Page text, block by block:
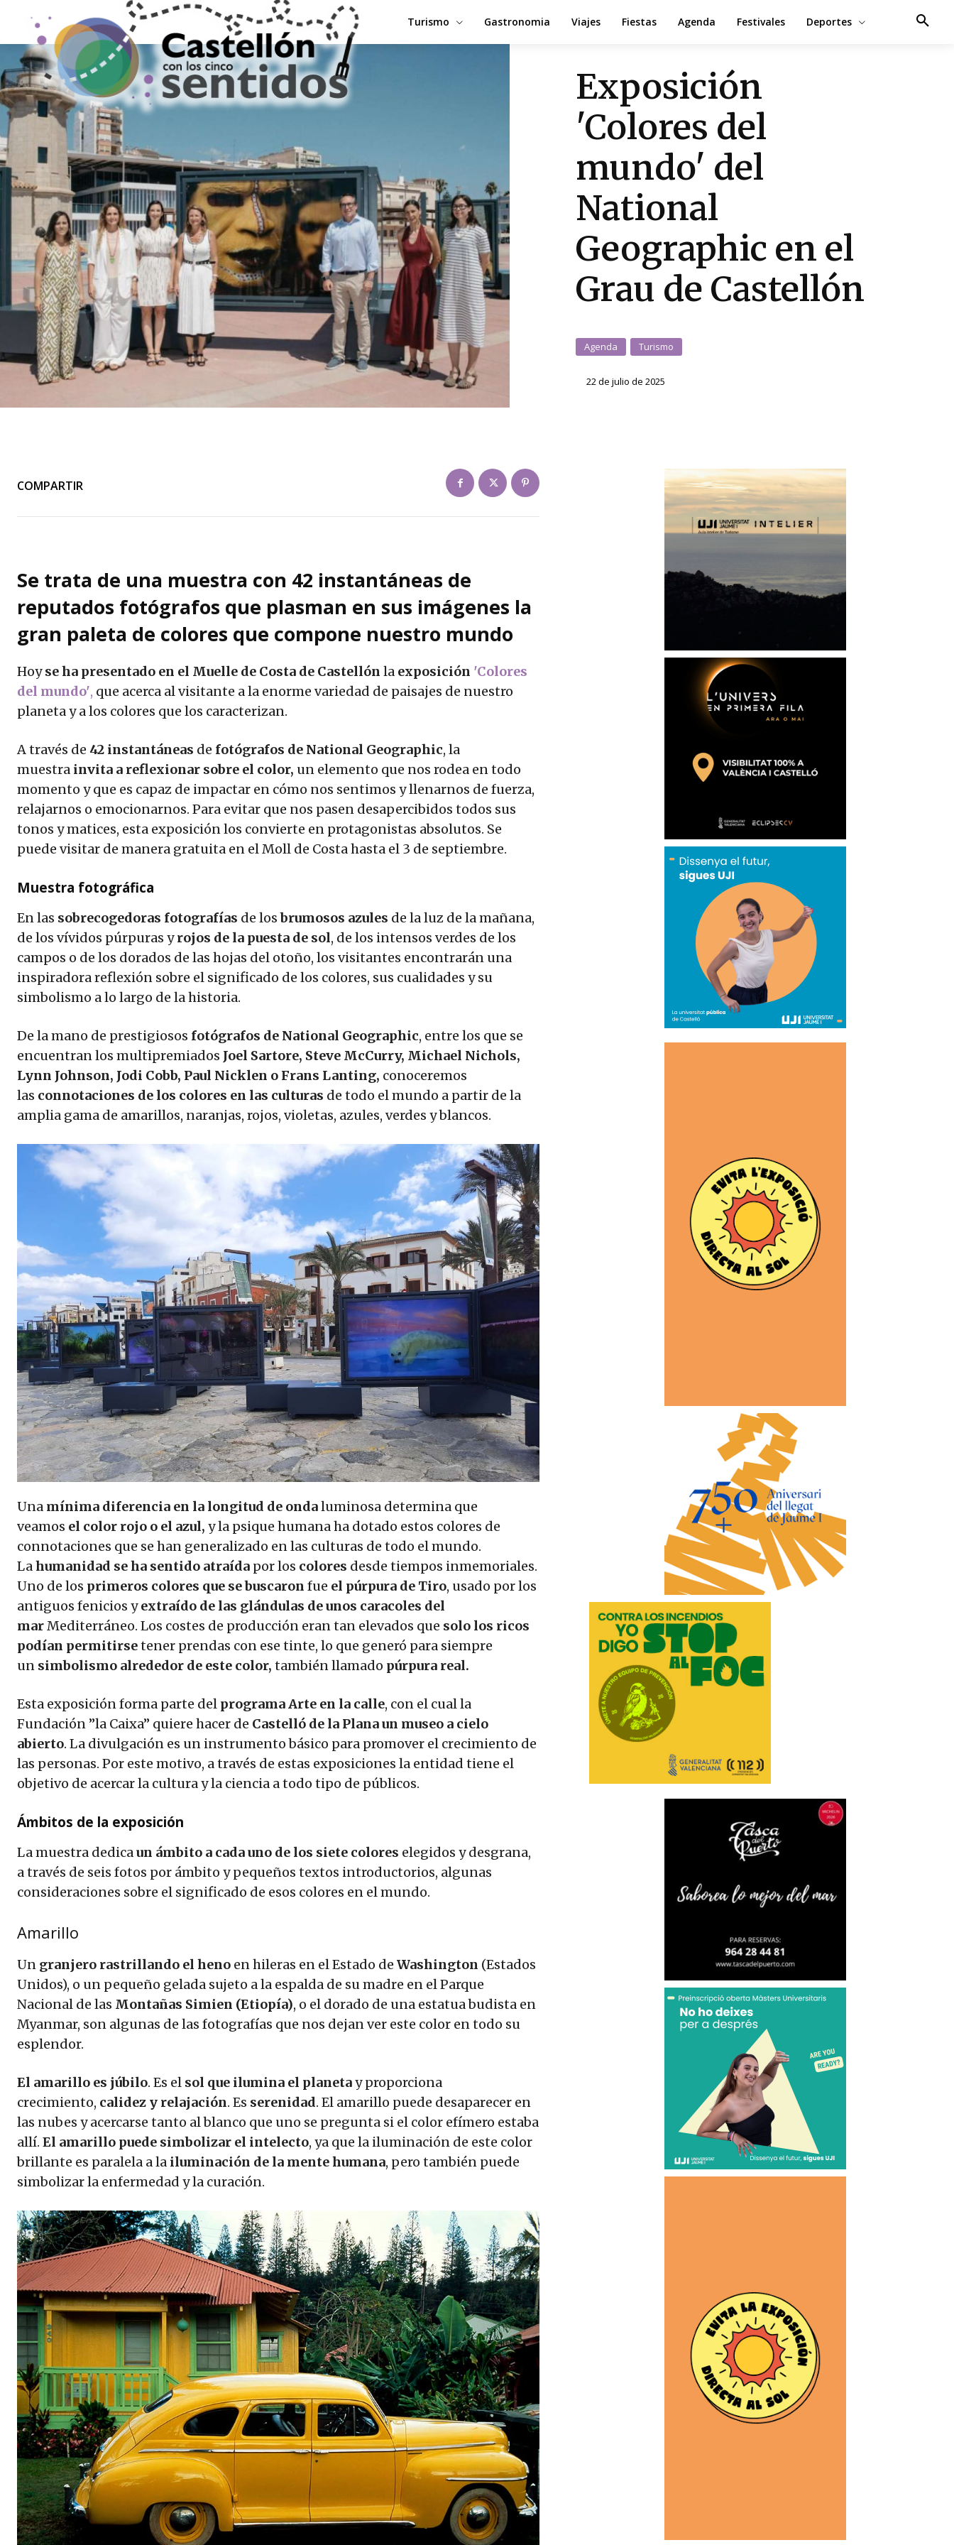
Turismo Gastronomia Viajes Fiestas Agenda Festivales Deportes
Exposición
'Colores del
mundo' del
National
Geographic en el
Grau de Castellón
Agenda Turismo
22 de julio de 2025
COMPARTIR
Se trata de una muestra con 42 instantáneas de
reputados fotógrafos que plasman en sus imágenes la
gran paleta de colores que compone nuestro mundo
Hoyse ha presentado en el Muelle de Costa de Castellón la exposición 'Colores
del mundo', que acerca al visitante a la enorme variedad de paisajes de nuestro
planeta y a los colores que los caracterizan.
A través de 42 instantáneas de fotógrafos de National Geographic, la
muestra invita a reflexionar sobre el color, un elemento que nos rodea en todo
momento y que es capaz de impactar en cómo nos sentimos y llenarnos de fuerza,
relajarnos o emocionarnos. Para evitar que nos pasen desapercibidos todos sus
tonos y matices, esta exposición los convierte en protagonistas absolutos. Se
puede visitar de manera gratuita en el Moll de Costa hasta el 3 de septiembre.
Muestra fotográfica
En las sobrecogedoras fotografías de losbrumosos azules de la luz de la mañana,
de los vívidos púrpuras yrojos de la puesta de sol, de los intensos verdes de los
campos o de los dorados de las hojas del otoño, los visitantes encontrarán una
inspiradora reflexión sobre el significado de los colores, sus cualidades y su
simbolismo a lo largo de la historia.
De la mano de prestigiosos fotógrafos de National Geographic, entre los que se
encuentran los multipremiados Joel Sartore, Steve McCurry, Michael Nichols,
Lynn Johnson, Jodi Cobb, Paul Nicklen o Frans Lanting, conoceremos
las connotaciones de los colores en las culturas de todo el mundo a partir de la
amplia gama de amarillos, naranjas, rojos, violetas, azules, verdes y blancos.
Una mínima diferencia en la longitud de ondaluminosa determina que
veamos el color rojo o el azul, y la psique humana ha dotado estos colores de
connotaciones que se han generalizado en las culturas de todo el mundo.
Lahumanidad se ha sentido atraída por los colores desde tiempos inmemoriales.
Uno de los primeros colores que se buscaron fue el púrpura de Tiro, usado por los
antiguos fenicios yextraído de las glándulas de unos caracoles del
marMediterráneo. Los costes de producción eran tan elevados que solo los ricos
podían permitirsetener prendas con ese tinte, lo que generó para siempre
un simbolismo alrededor de este color, también llamado púrpura real.
Esta exposición forma parte del programa Arte en la calle, con el cual la
Fundación ”la Caixa” quiere hacer de Castelló de la Plana un museo a cielo
abierto. La divulgación es un instrumento básico para promover el crecimiento de
las personas. Por este motivo, a través de estas exposiciones la entidad tiene el
objetivo de acercar la cultura y la ciencia a todo tipo de públicos.
Ámbitos de la exposición
La muestra dedicaun ámbito a cada uno de los siete colores elegidos y desgrana,
a través de seis fotos por ámbito y pequeños textos introductorios, algunas
consideraciones sobre el significado de esos colores en el mundo.
Amarillo
Un granjero rastrillando el heno en hileras en el Estado de Washington (Estados
Unidos), o un pequeño gelada sujeto a la espalda de su madre en el Parque
Nacional de las Montañas Simien (Etiopía), o el dorado de una estatua budista en
Myanmar, son algunas de las fotografías que nos dejan ver este color en todo su
esplendor.
El amarillo es júbilo. Es el sol que ilumina el planetay proporciona
crecimiento, calidez y relajación. Es serenidad. El amarillo puede desaparecer en
las nubes y acercarse tanto al blanco que uno se pregunta si el color efímero estaba
allí. El amarillo puede simbolizar el intelecto, ya que la iluminación de este color
brillante es paralela a la iluminación de la mente humana, pero también puede
simbolizar la enfermedad y la curación.